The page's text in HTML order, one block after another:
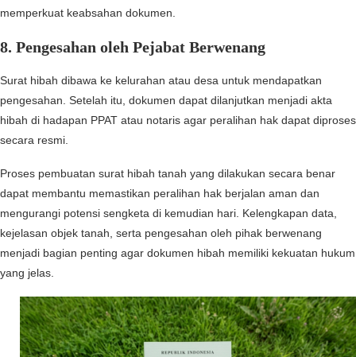
memperkuat keabsahan dokumen.
8. Pengesahan oleh Pejabat Berwenang
Surat hibah dibawa ke kelurahan atau desa untuk mendapatkan
pengesahan. Setelah itu, dokumen dapat dilanjutkan menjadi akta
hibah di hadapan PPAT atau notaris agar peralihan hak dapat diproses
secara resmi.
Proses pembuatan surat hibah tanah yang dilakukan secara benar
dapat membantu memastikan peralihan hak berjalan aman dan
mengurangi potensi sengketa di kemudian hari. Kelengkapan data,
kejelasan objek tanah, serta pengesahan oleh pihak berwenang
menjadi bagian penting agar dokumen hibah memiliki kekuatan hukum
yang jelas.